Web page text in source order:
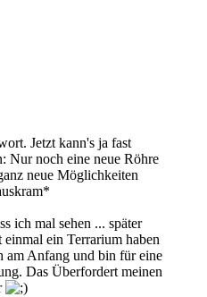
Jetzt kann's ja fast
Nur noch eine neue Röhre
neue Möglichkeiten
ich mal sehen ... später
ein Terrarium haben
am Anfang und bin für eine
Das Überfordert meinen